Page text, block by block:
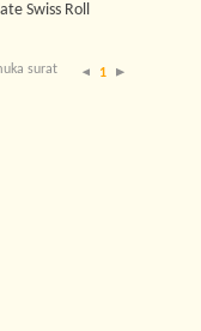
Swiss Roll
surat 1